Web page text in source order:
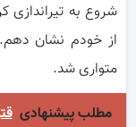
شروع به
متواری شد.
مطلب پیشنهادی قتل ۶ پیرزن